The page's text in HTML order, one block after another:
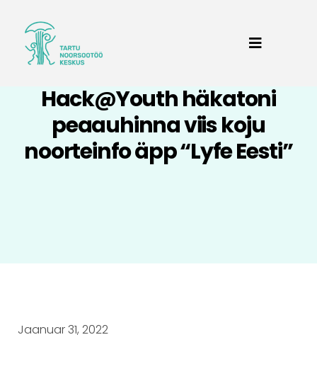
Hack@Youth häkatoni
peaauhinna viis koju
noorteinfo äpp “Lyfe Eesti”
Jaanuar 31, 2022